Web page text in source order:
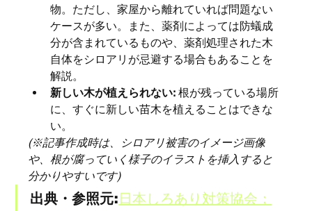
物。ただし、家屋から離れていれば問題ない
ケースが多い。また、薬剤によっては防蟻成
分が含まれているものや、薬剤処理された木
自体をシロアリが忌避する場合もあることを
解説。
新しい木が植えられない: 根が残っている場所
に、すぐに新しい苗木を植えることはできな
い。
(※記事作成時は、シロアリ被害のイメージ画像
や、根が腐っていく様子のイラストを挿入すると
分かりやすいです)
出典・参照元:日本しろあり対策協会：